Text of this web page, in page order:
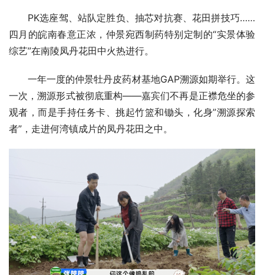
PK选座驾、站队定胜负、抽芯对抗赛、花田拼技巧……
四月的皖南春意正浓，仲景宛西制药特别定制的“实景体验
综艺”在南陵凤丹花田中火热进行。
一年一度的仲景牡丹皮药材基地GAP溯源如期举行。这
一次，溯源形式被彻底重构——嘉宾们不再是正襟危坐的参
观者，而是手持任务卡、挑起竹篮和锄头，化身”溯源探索
者”，走进何湾镇成片的凤丹花田之中。